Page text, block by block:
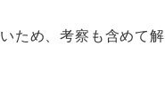
ため、考察も含めて解